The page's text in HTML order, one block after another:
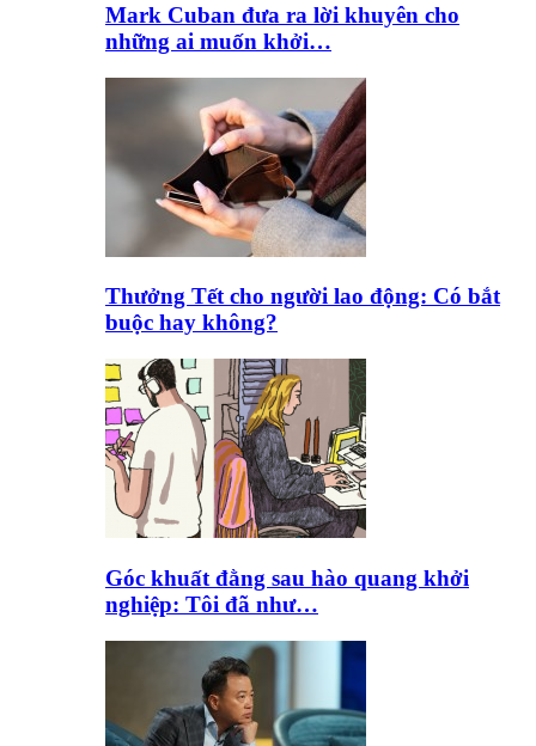
Mark Cuban đưa ra lời khuyên cho
những ai muốn khởi…
Thưởng Tết cho người lao động: Có bắt
buộc hay không?
Góc khuất đằng sau hào quang khởi
nghiệp: Tôi đã như…